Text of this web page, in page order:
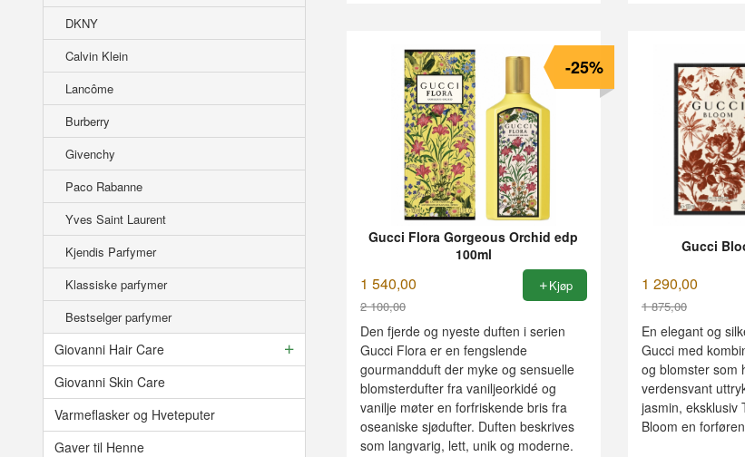
DKNY
Calvin Klein
Lancôme
Burberry
Givenchy
Paco Rabanne
Yves Saint Laurent
Kjendis Parfymer
Klassiske parfymer
Bestselger parfymer
Giovanni Hair Care
Giovanni Skin Care
Varmeflasker og Hveteputer
Gaver til Henne
Gucci Flora Gorgeous Orchid edp
100ml
1 540,00
2 100,00
Rabatt
-25%
Kjøp
Den fjerde og nyeste duften i serien
Gucci Flora er en fengslende
gourmandduft der myke og sensuelle
blomsterdufter fra vaniljeorkidé og
vanilje møter en forfriskende bris fra
oseaniske sjødufter. Duften beskrives
som langvarig, lett, unik og moderne.
Gucci
1 290,00
1 875,00
Rabatt
En elegant og
Gucci med
og blomster som
verdensvant
jasmin, eksklusiv
Bloom en